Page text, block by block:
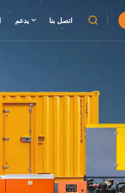
يدعم اتصل بنا